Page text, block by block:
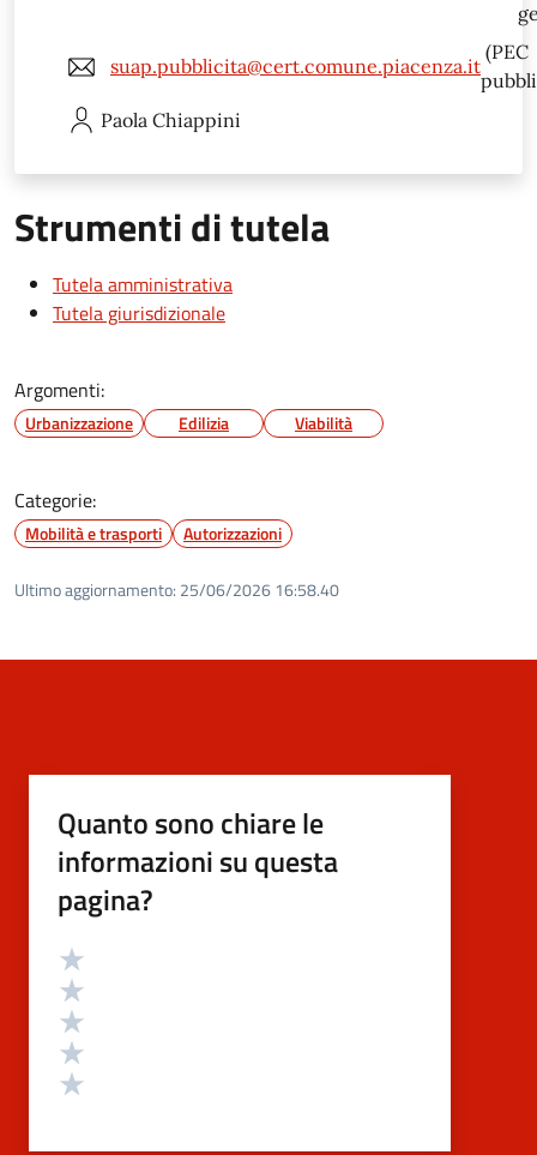
suap.pubblicita@cert.comune.piacenza.it
(PEC
Paola Chiappini
Strumenti di tutela
Tutela amministrativa
Tutela giurisdizionale
Argomenti:
Urbanizzazione Edilizia Viabilità
Categorie:
Mobilità e trasporti Autorizzazioni
Ultimo aggiornamento: 25/06/2026 16:58.40
Quanto sono chiare le
informazioni su questa
pagina?
Valutazione